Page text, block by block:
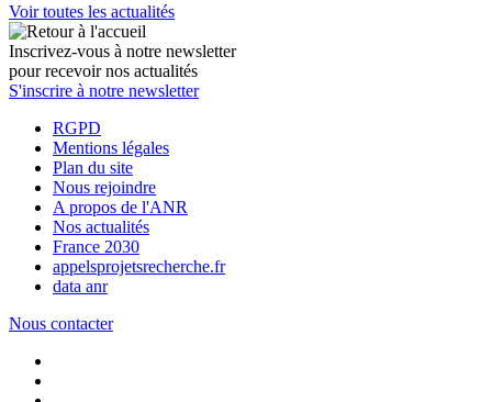
Voir toutes les actualités
Inscrivez-vous à notre newsletter
pour recevoir nos actualités
S'inscrire à notre newsletter
RGPD
Mentions légales
Plan du site
Nous rejoindre
A propos de l'ANR
Nos actualités
France 2030
appelsprojetsrecherche.fr
data anr
Nous contacter